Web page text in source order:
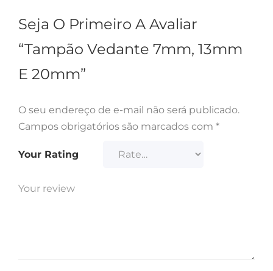
Seja O Primeiro A Avaliar
“Tampão Vedante 7mm, 13mm
E 20mm”
O seu endereço de e-mail não será publicado.
Campos obrigatórios são marcados com *
Your Rating